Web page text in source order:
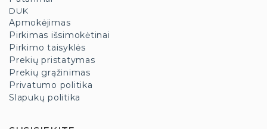
DUK
Apmokėjimas
Pirkimas išsimokėtinai
Pirkimo taisyklės
Prekių pristatymas
Prekių grąžinimas
Privatumo politika
Slapukų politika